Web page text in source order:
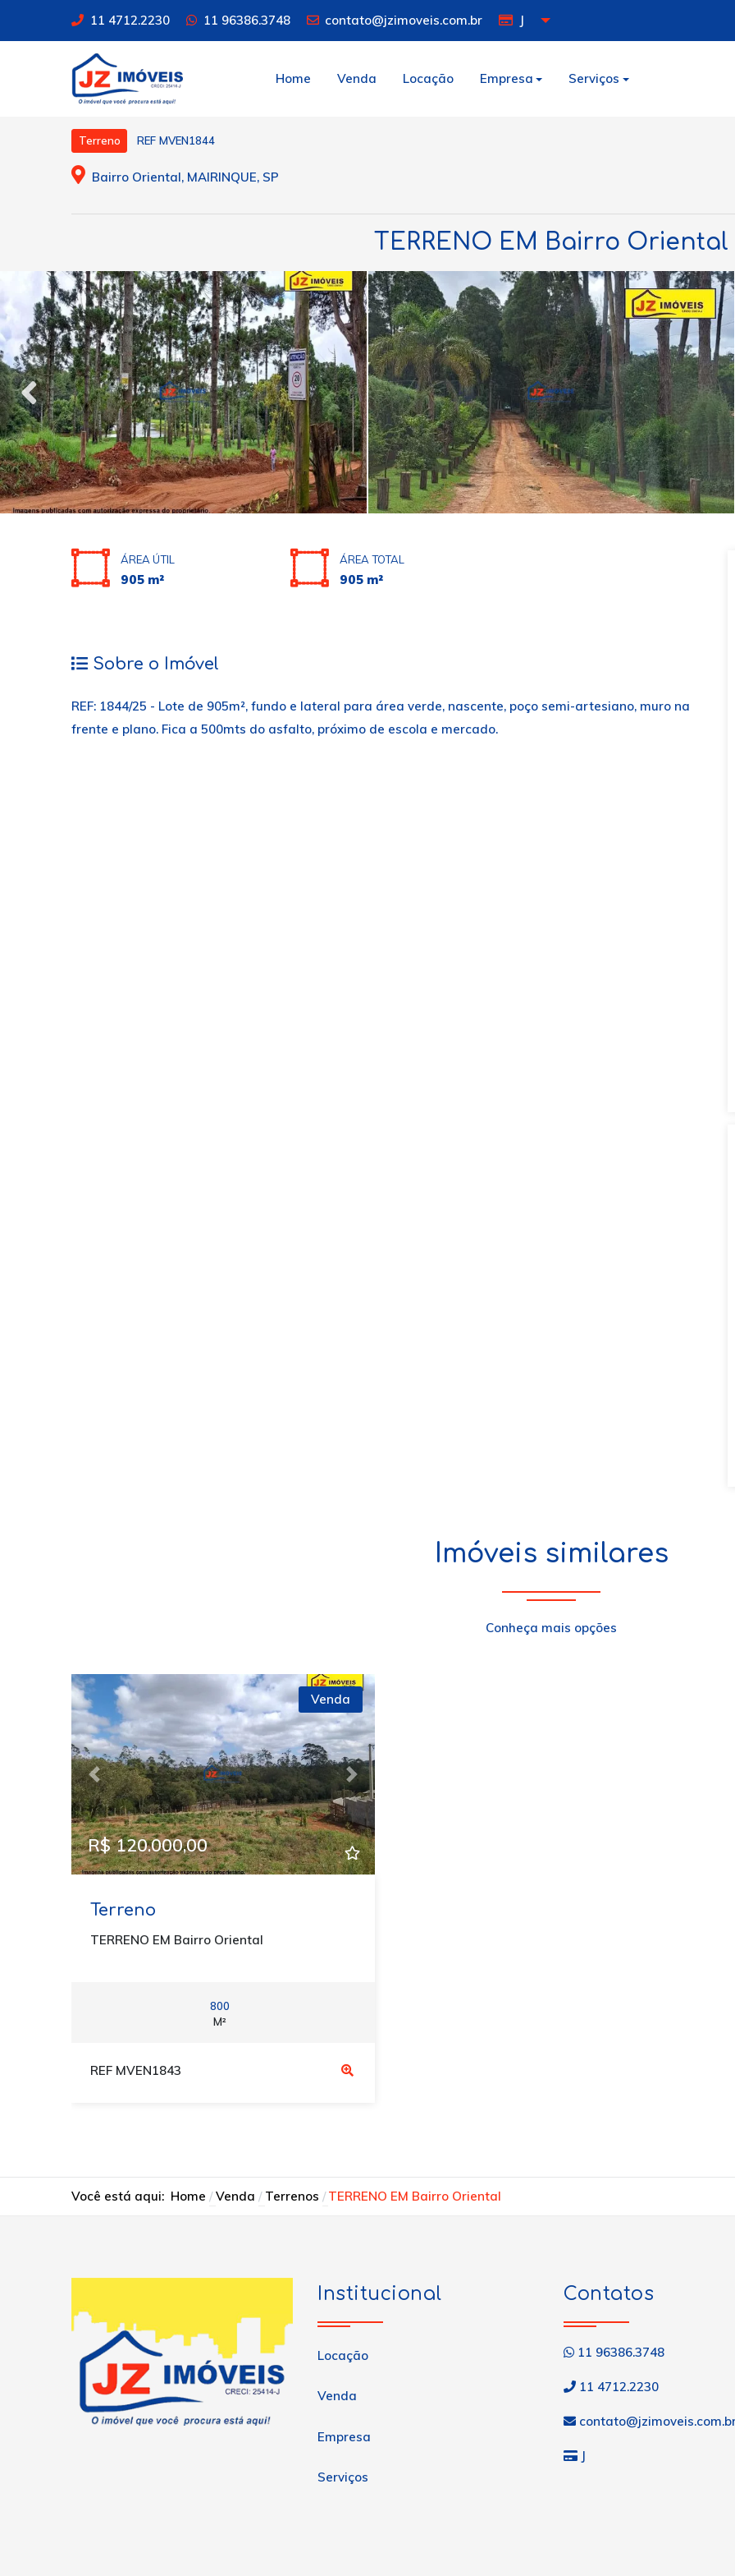
11 4712.2230 11 96386.3748 contato@jzimoveis.com.br J
Home Venda Locação Empresa Serviços
Terreno REF MVEN1844
Bairro Oriental, MAIRINQUE, SP
TERRENO EM Bairro Oriental
ÁREA ÚTIL
905 m²
ÁREA TOTAL
905 m²
Sobre o Imóvel
REF: 1844/25 - Lote de 905m², fundo e lateral para área verde, nascente, poço semi-artesiano, muro na
frente e plano. Fica a 500mts do asfalto, próximo de escola e mercado.
Imóveis similares
Conheça mais opções
Previous Next
Venda
R$ 120.000,00
Terreno
TERRENO EM Bairro Oriental
800
M²
REF MVEN1843
Você está aqui: Home Venda Terrenos TERRENO EM Bairro Oriental
Institucional
Locação
Venda
Empresa
Serviços
Contatos
11 96386.3748
11 4712.2230
J